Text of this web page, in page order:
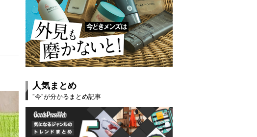
人気まとめ
"今"が分かるまとめ記事